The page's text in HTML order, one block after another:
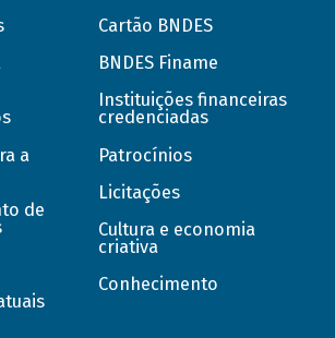
a
de
Cartão BNDES
BNDES Finame
Instituições financeiras
credenciadas
Patrocínios
Licitações
Cultura e economia
criativa
Conhecimento